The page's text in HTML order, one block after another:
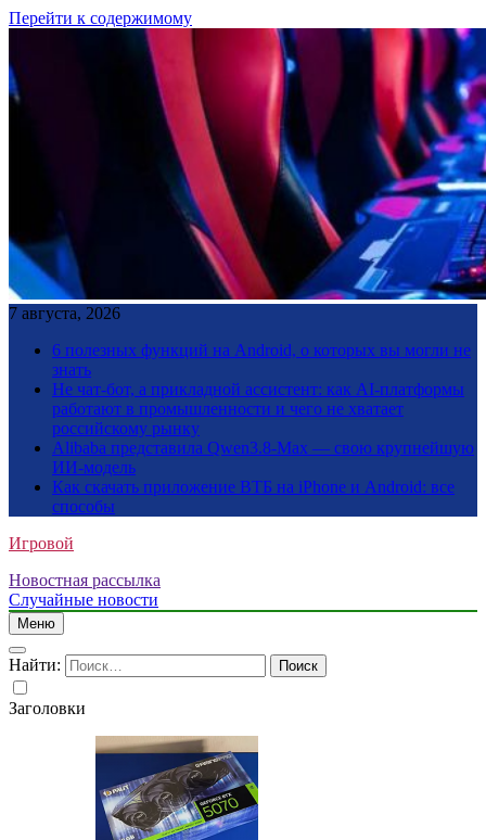
Перейти к содержимому
7 августа, 2026
6 полезных функций на Android, о которых вы могли не
знать
Не чат-бот, а прикладной ассистент: как AI-платформы
работают в промышленности и чего не хватает
российскому рынку
Alibaba представила Qwen3.8-Max — свою крупнейшую
ИИ-модель
Как скачать приложение ВТБ на iPhone и Android: все
способы
Игровой
Новостная рассылка
Случайные новости
Меню
Найти:
Заголовки